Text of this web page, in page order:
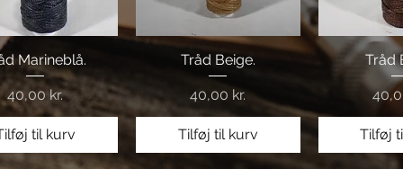
Marineblå.
Pris
40,00 kr.
til kurv
Hurtigvisning
Tråd Beige.
Pris
40,00 kr.
Tilføj til kurv
Tråd
Pris
Tilføj